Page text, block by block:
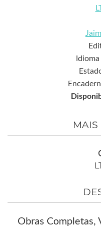
MAIS
Obras Completas,